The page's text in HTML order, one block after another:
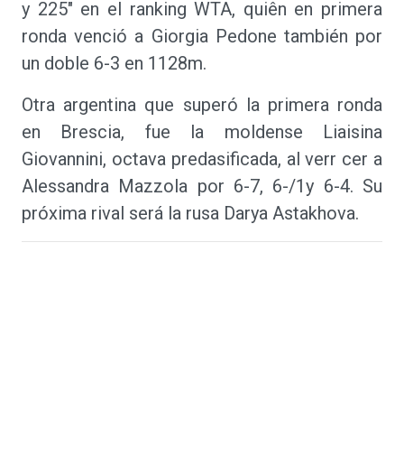
y 225" en el ranking WTA, quiên en primera
ronda venció a Giorgia Pedone también por
un doble 6-3 en 1128m.
Otra argentina que superó la primera ronda
en Brescia, fue la moldense Liaisina
Giovannini, octava predasificada, al verr cer a
Alessandra Mazzola por 6-7, 6-/1y 6-4. Su
próxima rival será la rusa Darya Astakhova.